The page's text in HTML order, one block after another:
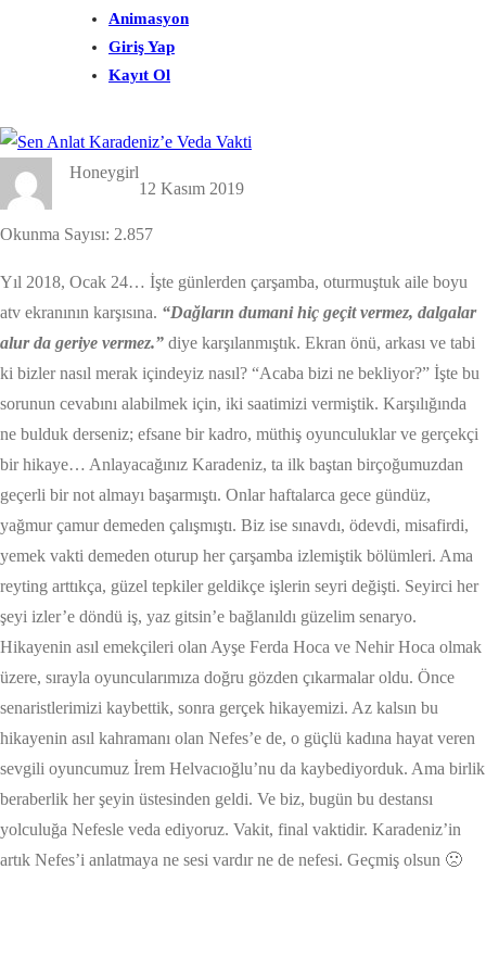
Animasyon
Giriş Yap
Kayıt Ol
Honeygirl
12 Kasım 2019
Okunma Sayısı: 2.857
Yıl 2018, Ocak 24… İşte günlerden çarşamba, oturmuştuk aile boyu
atv ekranının karşısına. “Dağların dumani hiç geçit vermez, dalgalar
alur da geriye vermez.” diye karşılanmıştık. Ekran önü, arkası ve tabi
ki bizler nasıl merak içindeyiz nasıl? “Acaba bizi ne bekliyor?” İşte bu
sorunun cevabını alabilmek için, iki saatimizi vermiştik. Karşılığında
ne bulduk derseniz; efsane bir kadro, müthiş oyunculuklar ve gerçekçi
bir hikaye… Anlayacağınız Karadeniz, ta ilk baştan birçoğumuzdan
geçerli bir not almayı başarmıştı. Onlar haftalarca gece gündüz,
yağmur çamur demeden çalışmıştı. Biz ise sınavdı, ödevdi, misafirdi,
yemek vakti demeden oturup her çarşamba izlemiştik bölümleri. Ama
reyting arttıkça, güzel tepkiler geldikçe işlerin seyri değişti. Seyirci her
şeyi izler’e döndü iş, yaz gitsin’e bağlanıldı güzelim senaryo.
Hikayenin asıl emekçileri olan Ayşe Ferda Hoca ve Nehir Hoca olmak
üzere, sırayla oyuncularımıza doğru gözden çıkarmalar oldu. Önce
senaristlerimizi kaybettik, sonra gerçek hikayemizi. Az kalsın bu
hikayenin asıl kahramanı olan Nefes’e de, o güçlü kadına hayat veren
sevgili oyuncumuz İrem Helvacıoğlu’nu da kaybediyorduk. Ama birlik
beraberlik her şeyin üstesinden geldi. Ve biz, bugün bu destansı
yolculuğa Nefesle veda ediyoruz. Vakit, final vaktidir. Karadeniz’in
artık Nefes’i anlatmaya ne sesi vardır ne de nefesi. Geçmiş olsun 🙁